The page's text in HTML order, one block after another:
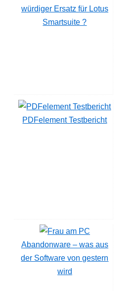
würdiger Ersatz für Lotus
Smartsuite ?
PDFelement Testbericht
Abandonware – was aus
der Software von gestern
wird